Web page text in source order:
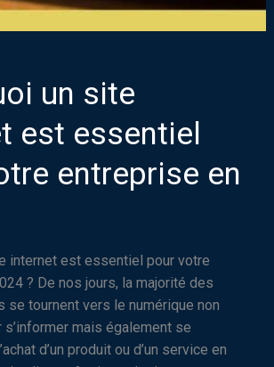
un site
est essentiel
entreprise en
internet est essentiel pour votre
? De nos jours, la majorité des
se tournent vers le numérique non
mais également se
d’un produit ou d’un service en